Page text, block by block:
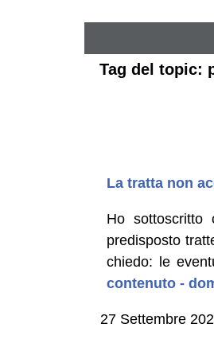
Tag del topic:
La tratta non
Ho sottoscritto
predisposto
chiedo: le
contenuto -
27 Settembre